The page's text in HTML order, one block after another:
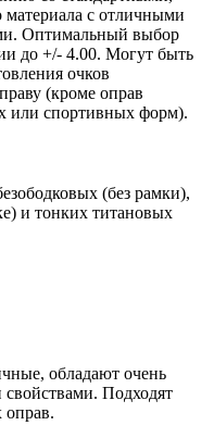
материала с отличными
Оптимальный выбор
до +/- 4.00. Могут быть
очков
(кроме оправ
или спортивных форм).
(без рамки),
и тонких титановых
обладают очень
Подходят
оправ.